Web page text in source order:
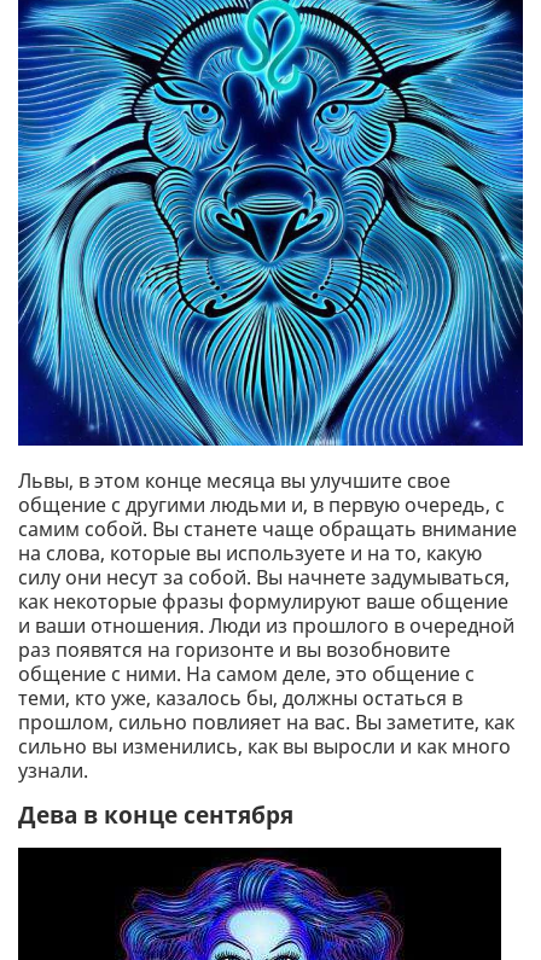
Львы, в этом конце месяца вы улучшите свое
общение с другими людьми и, в первую очередь, с
самим собой. Вы станете чаще обращать внимание
на слова, которые вы используете и на то, какую
силу они несут за собой. Вы начнете задумываться,
как некоторые фразы формулируют ваше общение
и ваши отношения. Люди из прошлого в очередной
раз появятся на горизонте и вы возобновите
общение с ними. На самом деле, это общение с
теми, кто уже, казалось бы, должны остаться в
прошлом, сильно повлияет на вас. Вы заметите, как
сильно вы изменились, как вы выросли и как много
узнали.
Дева в конце сентября